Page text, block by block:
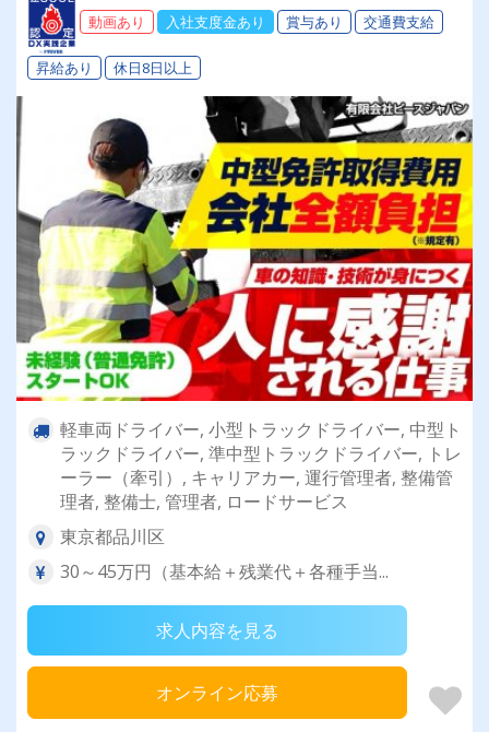
動画あり 入社支度金あり 賞与あり 交通費支給
昇給あり 休日8日以上
軽車両ドライバー, 小型トラックドライバー, 中型ト
ラックドライバー, 準中型トラックドライバー, トレ
ーラー（牽引）, キャリアカー, 運行管理者, 整備管
理者, 整備士, 管理者, ロードサービス
東京都品川区
30～45万円（基本給＋残業代＋各種手当...
求人内容を見る
オンライン応募